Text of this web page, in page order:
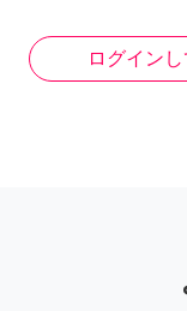
ログイン